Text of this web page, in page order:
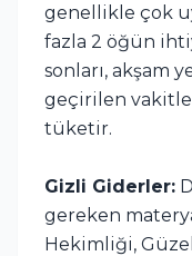
genellikle çok
fazla 2 öğün
sonları, akşam
geçirilen
tüketir.
Gizli Giderler:
gereken
Hekimliği,